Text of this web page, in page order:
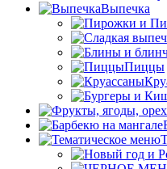
Выпечка
Пиццы